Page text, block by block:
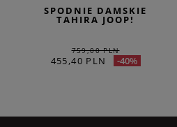
SPODNIE DAMSKIE
TAHIRA JOOP!
759,00 PLN
455,40 PLN -40%